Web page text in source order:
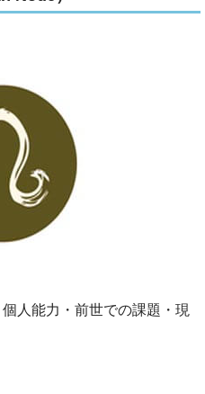
人能力・前世での課題・現